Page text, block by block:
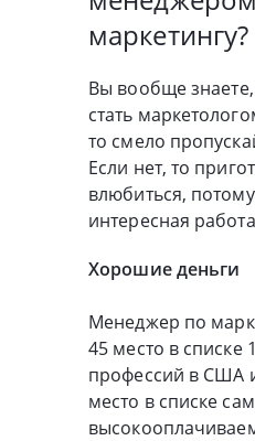
маркетингу?
Вы вообще
стать
то смело
Если нет, то
влюбиться,
интересная
Хорошие деньги
Менеджер по
45 место в списке
профессий в США
место в списке